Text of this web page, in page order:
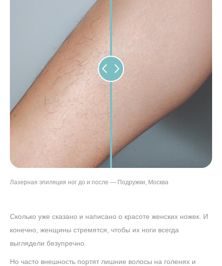
Лазерная эпиляция ног до и после — Подружки, Москва
Сколько уже сказано и написано о красоте женских ножек. И
конечно, женщины стремятся, чтобы их ноги всегда
выглядели безупречно.
Но часто внешность портят лишние волосы на голенях и